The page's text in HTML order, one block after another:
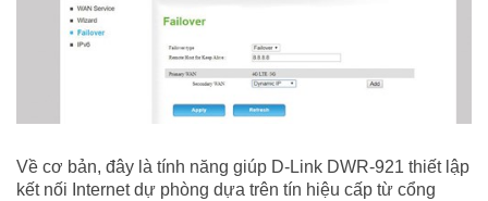
Về cơ bản, đây là tính năng giúp D-Link DWR-921 thiết lập
kết nối Internet dự phòng dựa trên tín hiệu cấp từ cổng